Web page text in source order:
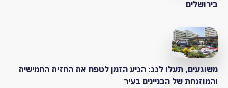
בירושלים
משוגעים, תעלו לגג: הגיע הזמן לטפח את החזית החמישית
והמוזנחת של הבניינים בעיר